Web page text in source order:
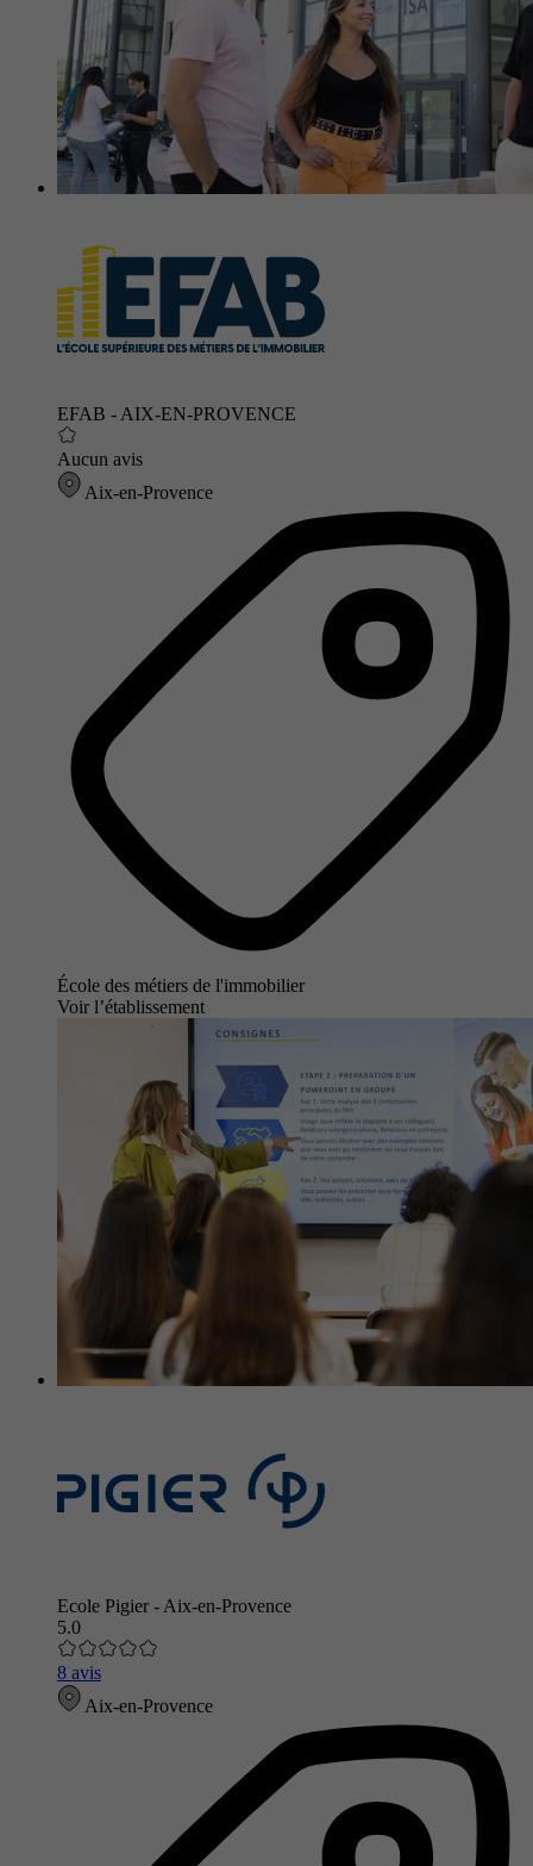
EFAB - AIX-EN-PROVENCE
Aucun avis
Aix-en-Provence
École des métiers de l'immobilier
Voir l’établissement
Ecole Pigier - Aix-en-Provence
5.0
8 avis
Aix-en-Provence